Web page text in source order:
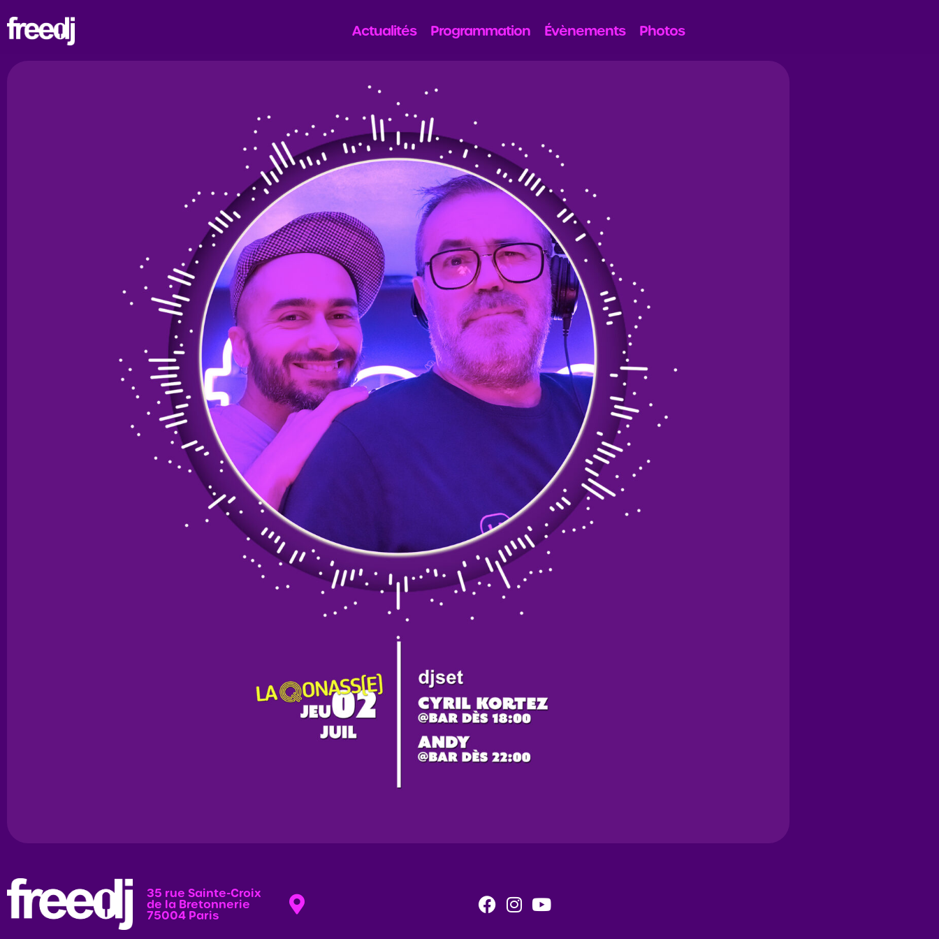
Actualités Programmation Évènements Photos
35 rue Sainte-Croix
de la Bretonnerie
75004 Paris